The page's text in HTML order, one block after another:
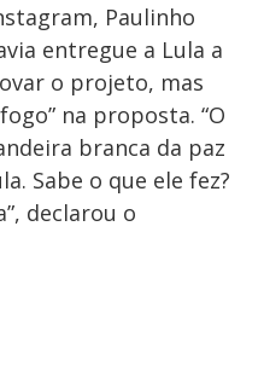
Paulinho
entregue a Lula a
o projeto, mas
na proposta. “O
branca da paz
Sabe o que ele fez?
declarou o